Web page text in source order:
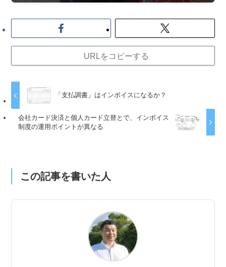
URLをコピーする
「支払調書」はインボイスになるか？
会社カード決済と個人カード立替とで、インボイス
制度の運用ポイントが異なる
この記事を書いた人